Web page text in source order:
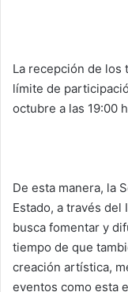
La recepción de los
límite de
octubre a las 19:00
De esta manera, la
Estado, a través
busca fomentar y
tiempo de que
creación artística,
eventos como esta